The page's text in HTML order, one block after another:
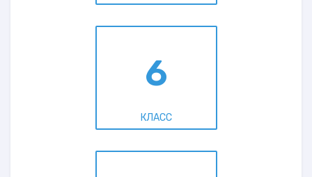
6
КЛАСС